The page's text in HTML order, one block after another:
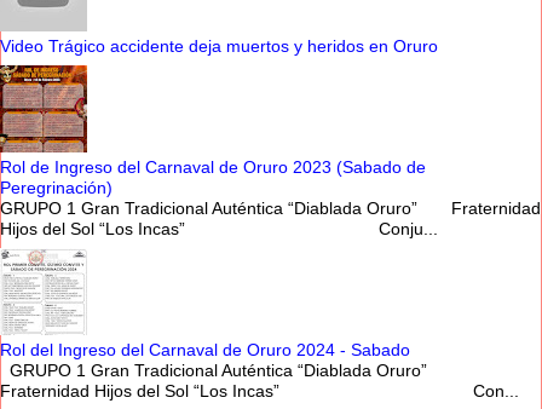
Video Trágico accidente deja muertos y heridos en Oruro
Rol de Ingreso del Carnaval de Oruro 2023 (Sabado de
Peregrinación)
GRUPO 1 Gran Tradicional Auténtica “Diablada Oruro” Fraternidad
Hijos del Sol “Los Incas” Conju...
Rol del Ingreso del Carnaval de Oruro 2024 - Sabado
GRUPO 1 Gran Tradicional Auténtica “Diablada Oruro”
Fraternidad Hijos del Sol “Los Incas” Con...